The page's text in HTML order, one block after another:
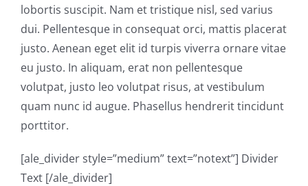
lobortis suscipit. Nam et tristique nisl, sed varius
dui. Pellentesque in consequat orci, mattis placerat
justo. Aenean eget elit id turpis viverra ornare vitae
eu justo. In aliquam, erat non pellentesque
volutpat, justo leo volutpat risus, at vestibulum
quam nunc id augue. Phasellus hendrerit tincidunt
porttitor.
[ale_divider style=”medium” text=”notext”] Divider
Text [/ale_divider]